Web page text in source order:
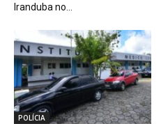
Iranduba no...
POLÍCIA